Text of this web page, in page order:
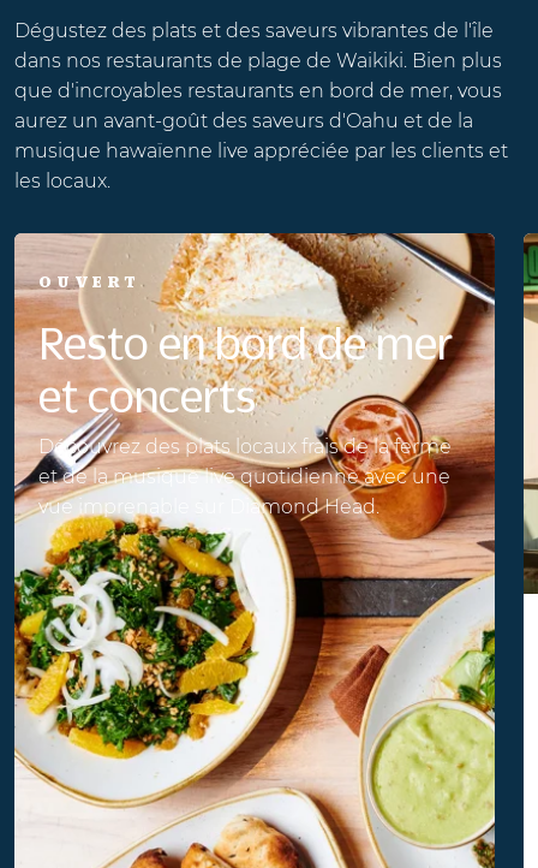
Dégustez des plats et des saveurs vibrantes de l'île
dans nos restaurants de plage de Waikiki. Bien plus
que d'incroyables restaurants en bord de mer, vous
aurez un avant-goût des saveurs d'Oahu et de la
musique hawaïenne live appréciée par les clients et
les locaux.
OUVERT
Resto en bord de mer
et concerts
Découvrez des plats locaux frais de la ferme
et de la musique live quotidienne avec une
vue imprenable sur Diamond Head.